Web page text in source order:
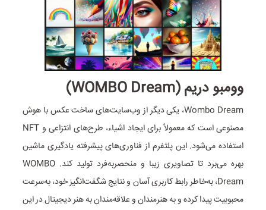
وومبو دریم (WOMBO Dream)
Wombo Dream، یکی دیگر از وب‌سایت‌های ساخت عکس با هوش
مصنوعی است که معمولاً برای ایجاد اشیاء، طرح‌های انتزاعی و NFT
استفاده می‌شود. این پلتفرم از فناوری‌های پیشرفته یادگیری ماشین
بهره می‌برد تا تصاویری زیبا و منحصر‌به‌فرد تولید کند. WOMBO
Dream، به‌خاطر رابط کاربری آسان و نتایج شگفت‌انگیز خود، به‌سرعت
محبوبیت پیدا کرده و به هنرمندان و علاقه‌مندان به هنر دیجیتال در این